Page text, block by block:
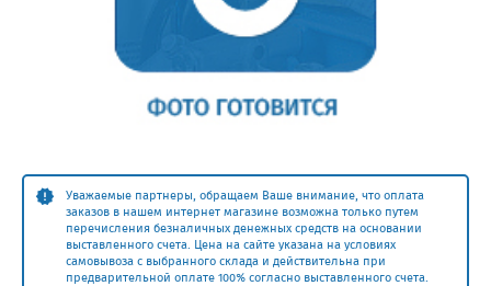
Уважаемые партнеры, обращаем Ваше внимание, что оплата
заказов в нашем интернет магазине возможна только путем
перечисления безналичных денежных средств на основании
выставленного счета. Цена на сайте указана на условиях
самовывоза с выбранного склада и действительна при
предварительной оплате 100% согласно выставленного счета.